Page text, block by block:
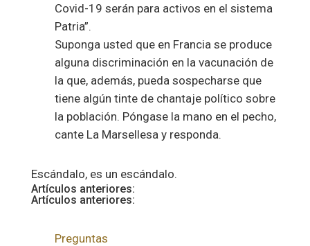
Covid-19 serán para activos en el sistema
Patria”.
Suponga usted que en Francia se produce
alguna discriminación en la vacunación de
la que, además, pueda sospecharse que
tiene algún tinte de chantaje político sobre
la población. Póngase la mano en el pecho,
cante La Marsellesa y responda.
Escándalo, es un escándalo.
Artículos anteriores:
Artículos anteriores:
Preguntas